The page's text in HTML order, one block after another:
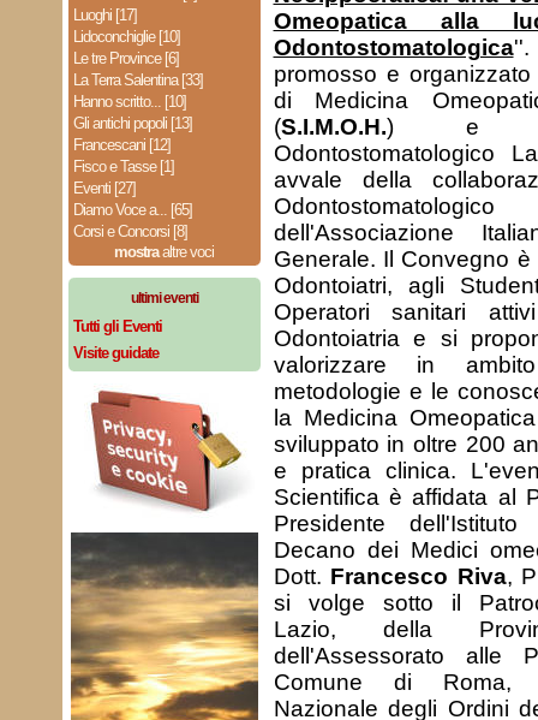
Luoghi [17]
Lidoconchiglie [10]
Le tre Province [6]
La Terra Salentina [33]
Hanno scritto... [10]
Gli antichi popoli [13]
Francescani [12]
Fisco e Tasse [1]
Eventi [27]
Diamo Voce a... [65]
Corsi e Concorsi [8]
mostraaltre voci
ultimi eventi
Tutti gli Eventi
Visite guidate
Omeopatica alla
Odontostomatologica
promosso e
di Medicina
(S.I.M.O.H.) e dal
Odontostomatologico
avvale della
dell'Associazione
Generale. Il Convegno
Odontoiatri, agli
Operatori sanitari
Odontoiatria e si
valorizzare in
metodologie e le
la Medicina
sviluppato in oltre 200
e pratica clinica.
Scientifica è affidata al
Presidente dell'Istituto
Decano dei Medici
Dott. Francesco Riva,
si volge sotto il
Lazio, della
dell'Assessorato alle
Comune di Roma,
Nazionale degli Ordini